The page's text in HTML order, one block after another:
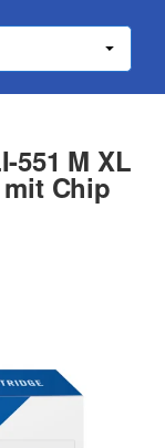
551 M XL
Chip